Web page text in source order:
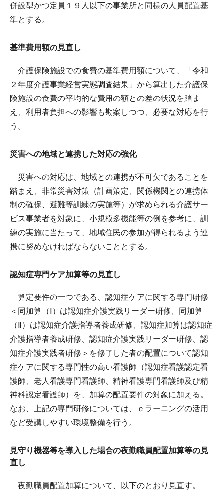
併設型かつ定員１９人以下の事業所と同様の人員配置基
準とする。
基準費用額の見直し
介護保険施設での食費の基準費用額について、「令和
２年度介護事業経営実態調査結果」から算出した介護保
険施設の食費の平均的な費用の額との差の状況を踏ま
え、利用者負担への影響も勘案しつつ、必要な対応を行
う。
災害への地域と連携した対応の強化
災害への対応は、地域との連携が不可欠であることを
踏まえ、非常災害対策（計画策定、関係機関との連携体
制の確保、避難等訓練の実施等）が求められる介護サー
ビス事業者を対象に、小規模多機能等の例を参考に、訓
練の実施に当たって、地域住民の参加が得られるよう連
携に努めなければならないこととする。
認知症専門ケア加算等の見直し
算定要件の一つである、認知症ケアに関する専門研修
＜同加算（Ⅰ）は認知症介護実践リーダー研修、同加算
（Ⅱ）は認知症介護指導者養成研修、認知症加算は認知症
介護指導者養成研修、認知症介護実践リーダー研修、認
知症介護実践者研修＞を修了した者の配置について認知
症ケアに関する専門性の高い看護師（認知症看護認定看
護師、老人看護専門看護師、精神看護専門看護師及び精
神科認定看護師）を、加算の配置要件の対象に加える。
なお、上記の専門研修については、ｅラーニングの活用
など受講しやすい環境整備を行う。
見守り機器等を導入した場合の夜勤職員配置加算等の見
直し
夜勤職員配置加算について、以下のとおり見直す。